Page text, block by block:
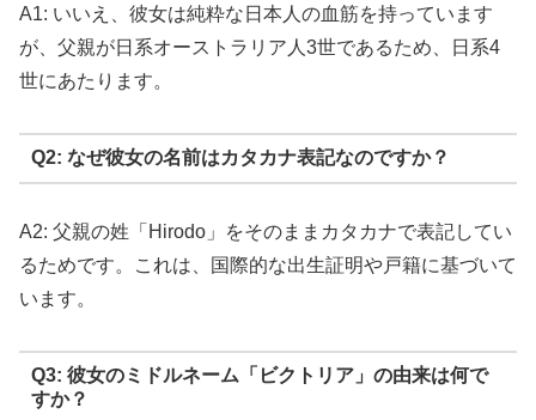
A1: いいえ、彼女は純粋な日本人の血筋を持っています
が、父親が日系オーストラリア人3世であるため、日系4
世にあたります。
Q2: なぜ彼女の名前はカタカナ表記なのですか？
A2: 父親の姓「Hirodo」をそのままカタカナで表記してい
るためです。これは、国際的な出生証明や戸籍に基づいて
います。
Q3: 彼女のミドルネーム「ビクトリア」の由来は何で
すか？